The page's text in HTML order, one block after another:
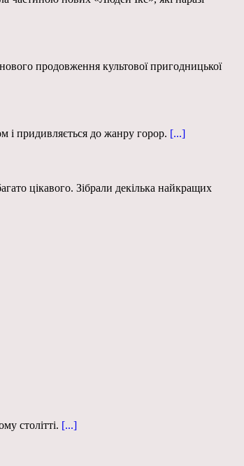
продовження культової пригодницької
і придивляється до жанру горор. [...]
цікавого. Зібрали декілька найкращих
столітті. [...]